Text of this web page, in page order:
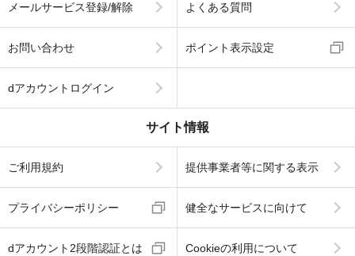
メールサービス登録/解除 よくある質問
お問い合わせ ポイント表示設定
dアカウントログイン
サイト情報
ご利用規約 提供事業者等に関する表示
プライバシーポリシー 健全なサービスに向けて
dアカウント2段階認証とは Cookieの利用について